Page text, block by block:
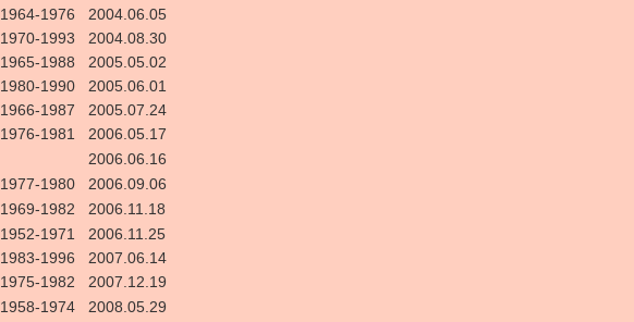
1964-1976
2004.06.05
1970-1993
2004.08.30
1965-1988
2005.05.02
1980-1990
2005.06.01
1966-1987
2005.07.24
1976-1981
2006.05.17
2006.06.16
1977-1980
2006.09.06
1969-1982
2006.11.18
1952-1971
2006.11.25
1983-1996
2007.06.14
1975-1982
2007.12.19
1958-1974
2008.05.29